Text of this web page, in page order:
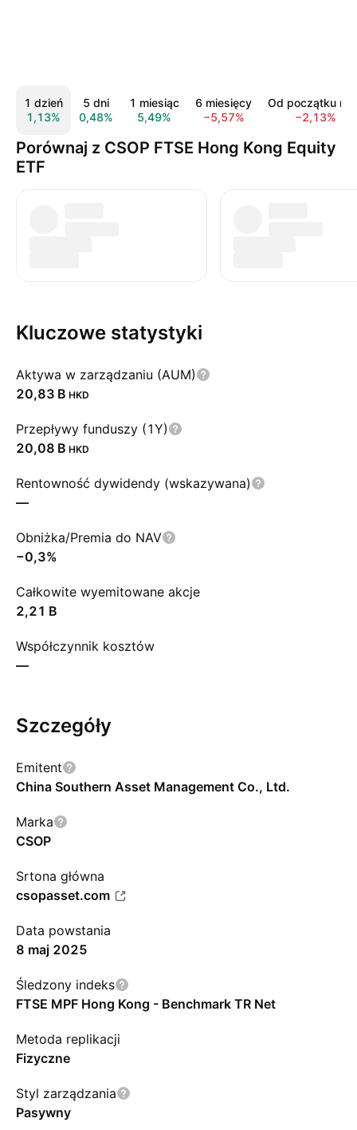
1 dzień
1,13%
5 dni
0,48%
1 miesiąc
5,49%
6 miesięcy
−5,57%
Od początku
−2,13%
Porównaj z CSOP FTSE Hong Kong Equity
ETF
Kluczowe statystyki
Aktywa w zarządzaniu (AUM)
‪20,83 B‬ HKD
Przepływy funduszy (1Y)
‪20,08 B‬ HKD
Rentowność dywidendy (wskazywana)
—
Obniżka/Premia do NAV
−0,3%
Całkowite wyemitowane akcje
‪2,21 B‬
Współczynnik kosztów
—
Szczegóły
Emitent
China Southern Asset Management Co., Ltd.
Marka
CSOP
Srtona główna
csopasset.com
Data powstania
8 maj 2025
Śledzony indeks
FTSE MPF Hong Kong - Benchmark TR Net
Metoda replikacji
Fizyczne
Styl zarządzania
Pasywny